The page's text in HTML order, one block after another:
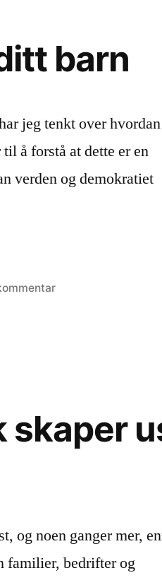
barn
jeg tenkt over hvordan
å forstå at dette er en
verden og demokratiet
til
og noen ganger mer,
familier, bedrifter og